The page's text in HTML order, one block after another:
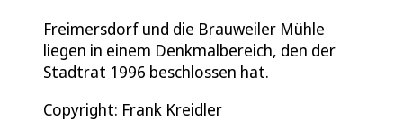
Freimersdorf und die Brauweiler Mühle
liegen in einem Denkmalbereich, den der
Stadtrat 1996 beschlossen hat.
Copyright: Frank Kreidler